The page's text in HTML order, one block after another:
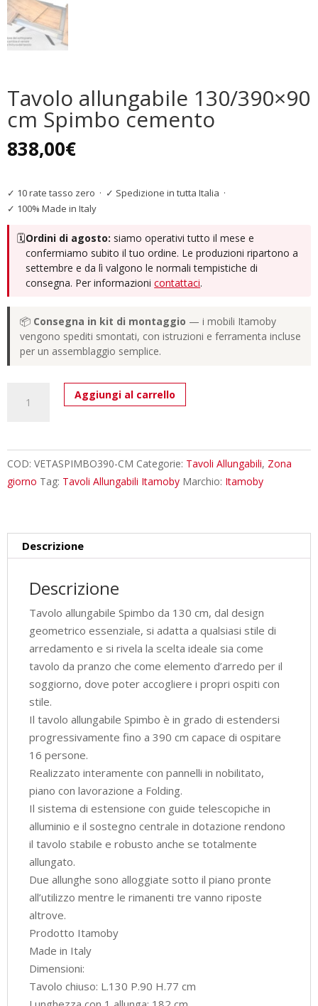
Tavolo allungabile 130/390×90
cm Spimbo cemento
838,00€
✓ 10 rate tasso zero · ✓ Spedizione in tutta Italia ·
✓ 100% Made in Italy
🗓️Ordini di agosto: siamo operativi tutto il mese e
confermiamo subito il tuo ordine. Le produzioni ripartono a
settembre e da lì valgono le normali tempistiche di
consegna. Per informazionicontattaci.
📦 Consegna in kit di montaggio — i mobili Itamoby
vengono spediti smontati, con istruzioni e ferramenta incluse
per un assemblaggio semplice.
allungabile
Spimbo
cemento
Aggiungi al carrello
COD: VETASPIMBO390-CM Categorie: Tavoli Allungabili, Zona
giorno Tag: Tavoli Allungabili Itamoby Marchio: Itamoby
Descrizione
Descrizione
Tavolo allungabile Spimbo da 130 cm, dal design
geometrico essenziale, si adatta a qualsiasi stile di
arredamento e si rivela la scelta ideale sia come
tavolo da pranzo che come elemento d’arredo per il
soggiorno, dove poter accogliere i propri ospiti con
stile.
Il tavolo allungabile Spimbo è in grado di estendersi
progressivamente fino a 390 cm capace di ospitare
16 persone.
Realizzato interamente con pannelli in nobilitato,
piano con lavorazione a Folding.
Il sistema di estensione con guide telescopiche in
alluminio e il sostegno centrale in dotazione rendono
il tavolo stabile e robusto anche se totalmente
allungato.
Due allunghe sono alloggiate sotto il piano pronte
all’utilizzo mentre le rimanenti tre vanno riposte
altrove.
Prodotto Itamoby
Made in Italy
Dimensioni:
Tavolo chiuso: L.130 P.90 H.77 cm